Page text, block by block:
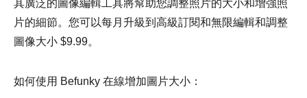
第2步。
其廣泛的圖像編輯工具將幫助您調整照片的大小和增強照
片的細節。您可以每月升級到高級訂閱和無限編輯和調整
圖像大小 $9.99。
如何使用 Befunky 在線增加圖片大小：